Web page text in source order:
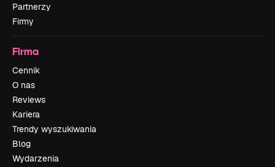
Partnerzy
Firmy
Firma
Cennik
O nas
Reviews
Kariera
Trendy wyszukiwania
Blog
Wydarzenia